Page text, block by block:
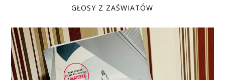
GŁOSY Z ZAŚWIATÓW